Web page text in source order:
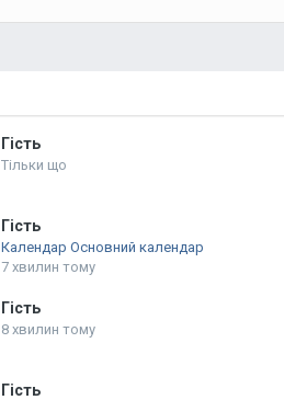
Гість
Тільки що
Гість
Календар Основний календар
7 хвилин тому
Гість
8 хвилин тому
Гість